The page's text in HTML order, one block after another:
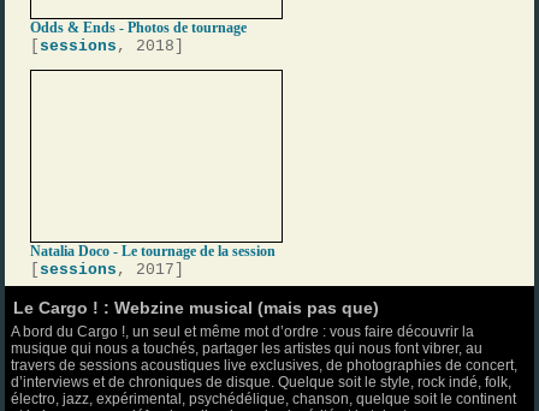
Odds & Ends - Photos de tournage
sessions , 2018]
Natalia Doco - Le tournage de la session
sessions , 2017]
Le Cargo ! : Webzine musical (mais pas que)
A bord du Cargo !, un seul et même mot d’ordre : vous faire découvrir la
musique qui nous a touchés, partager les artistes qui nous font vibrer, au
travers de sessions acoustiques live exclusives, de photographies de concert,
d’interviews et de chroniques de disque. Quelque soit le style, rock indé, folk,
électro, jazz, expérimental, psychédélique, chanson, quelque soit le continent